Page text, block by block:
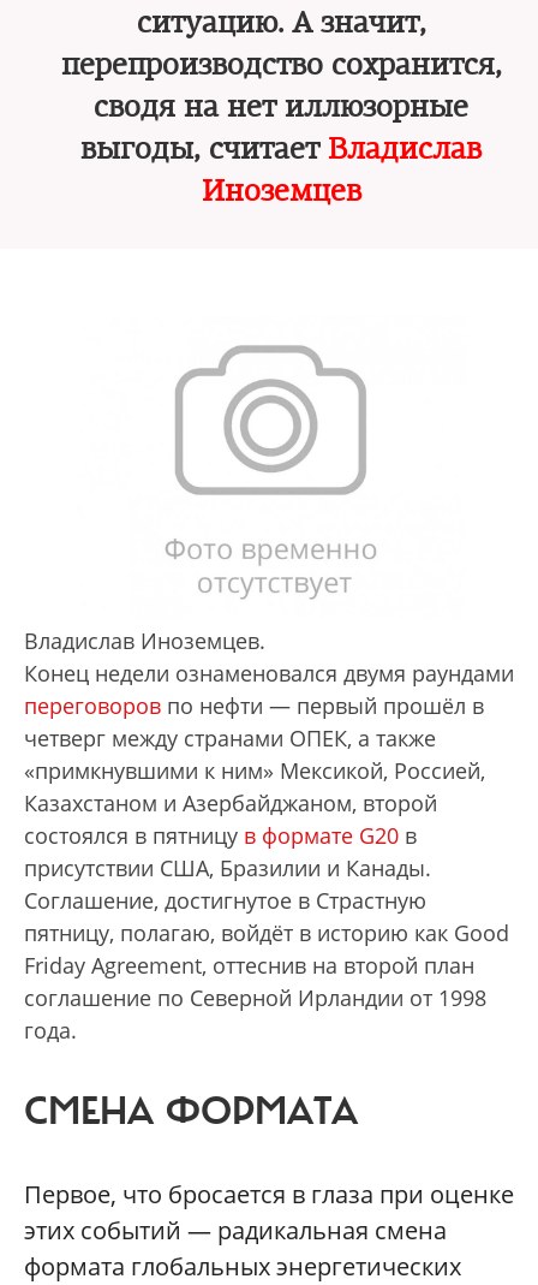
ситуацию. А значит,
перепроизводство сохранится,
сводя на нет иллюзорные
выгоды, считает Владислав
Иноземцев
Владислав Иноземцев.
Конец недели ознаменовался двумя раундами
переговоров по нефти — первый прошёл в
четверг между странами ОПЕК, а также
«примкнувшими к ним» Мексикой, Россией,
Казахстаном и Азербайджаном, второй
состоялся в пятницу в формате G20 в
присутствии США, Бразилии и Канады.
Соглашение, достигнутое в Страстную
пятницу, полагаю, войдёт в историю как Good
Friday Agreement, оттеснив на второй план
соглашение по Северной Ирландии от 1998
года.
СМЕНА ФОРМАТА
Первое, что бросается в глаза при оценке
этих событий — радикальная смена
формата глобальных энергетических